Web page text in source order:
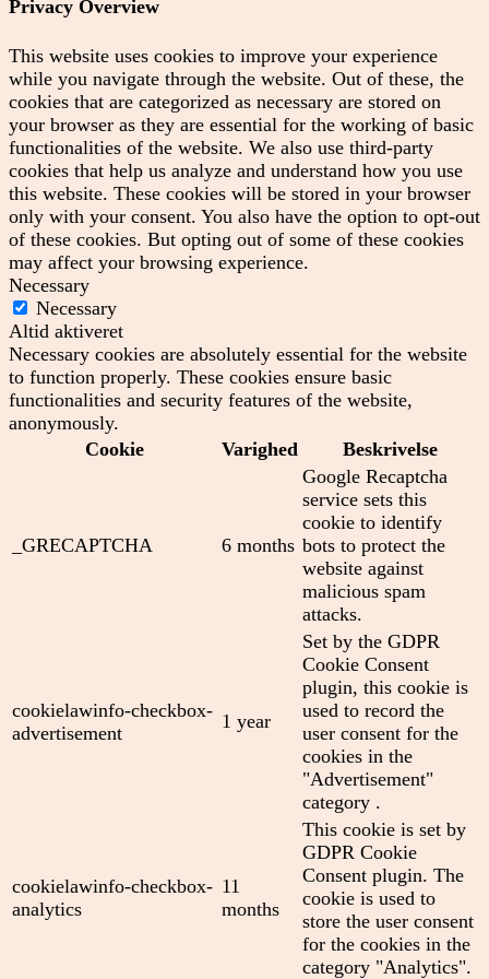
Privacy Overview
This website uses cookies to improve your experience
while you navigate through the website. Out of these, the
cookies that are categorized as necessary are stored on
your browser as they are essential for the working of basic
functionalities of the website. We also use third-party
cookies that help us analyze and understand how you use
this website. These cookies will be stored in your browser
only with your consent. You also have the option to opt-out
of these cookies. But opting out of some of these cookies
may affect your browsing experience.
Necessary
Necessary
Altid aktiveret
Necessary cookies are absolutely essential for the website
to function properly. These cookies ensure basic
functionalities and security features of the website,
anonymously.
Cookie
Varighed Beskrivelse
_GRECAPTCHA 6 months
Google Recaptcha
service sets this
cookie to identify
bots to protect the
website against
malicious spam
attacks.
cookielawinfo-checkbox-
advertisement
1 year
Set by the GDPR
Cookie Consent
plugin, this cookie is
used to record the
user consent for the
cookies in the
"Advertisement"
category .
cookielawinfo-checkbox-
analytics
11
months
This cookie is set by
GDPR Cookie
Consent plugin. The
cookie is used to
store the user consent
for the cookies in the
category "Analytics".